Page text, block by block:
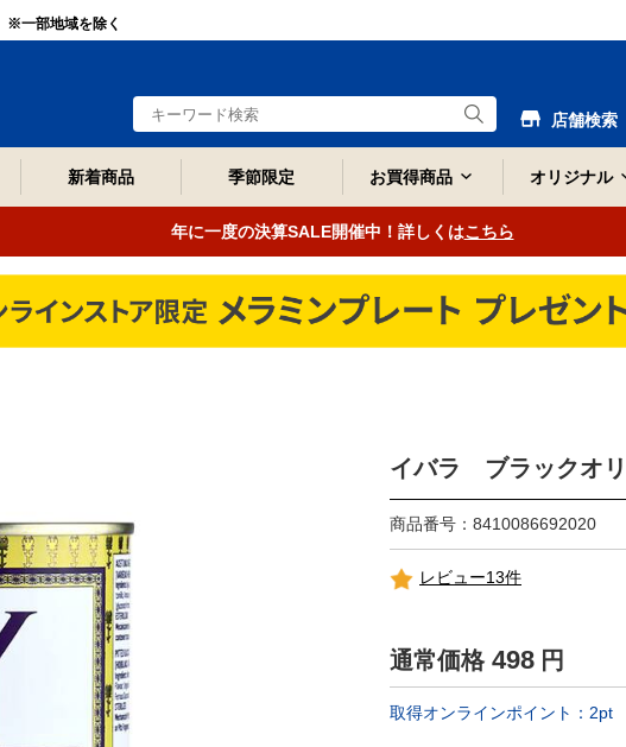
※一部地域を除く
店舗検索
新着商品 季節限定 お買得商品 オリジナル
年に一度の決算SALE開催中！詳しくはこちら
イバラ ブラック
商品番号：8410086692020
レビュー13件
通常価格 498 円
取得オンラインポイント： 2pt